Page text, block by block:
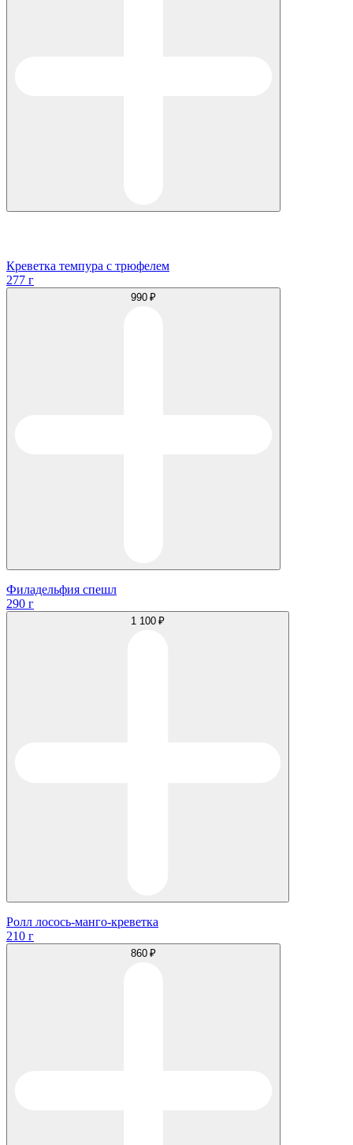
Креветка темпура с трюфелем
277 г
990 ₽
Филадельфия спешл
290 г
1 100 ₽
Ролл лосось-манго-креветка
210 г
860 ₽